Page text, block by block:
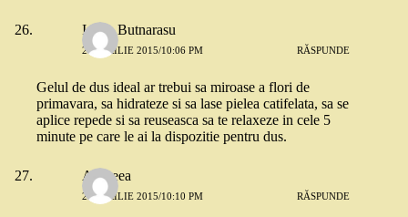
Ioana Butnarasu
23 APRILIE 2015/10:06 PM RĂSPUNDE
Gelul de dus ideal ar trebui sa miroase a flori de
primavara, sa hidrateze si sa lase pielea catifelata, sa se
aplice repede si sa reuseasca sa te relaxeze in cele 5
minute pe care le ai la dispozitie pentru dus.
Andreea
23 APRILIE 2015/10:10 PM RĂSPUNDE